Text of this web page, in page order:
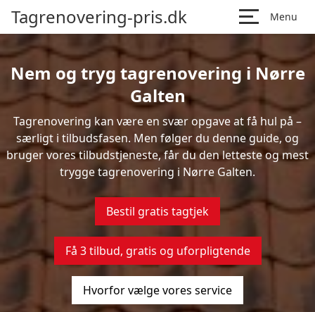
Tagrenovering-pris.dk Menu
Nem og tryg tagrenovering i Nørre
Galten
Tagrenovering kan være en svær opgave at få hul på –
særligt i tilbudsfasen. Men følger du denne guide, og
bruger vores tilbudstjeneste, får du den letteste og mest
trygge tagrenovering i Nørre Galten.
Bestil gratis tagtjek
Få 3 tilbud, gratis og uforpligtende
Hvorfor vælge vores service